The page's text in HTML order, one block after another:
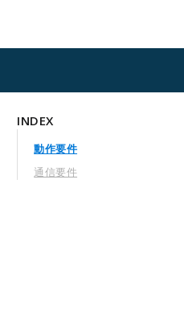
INDEX
動作要件
通信要件